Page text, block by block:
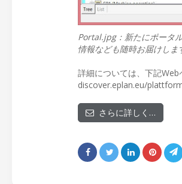
Portal.jpg：新たにポータ
情報なども随時お届けしま
詳細については、下記Web
discover.eplan.eu/
さらに詳しく…